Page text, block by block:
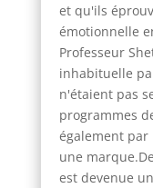
et qu'ils
émotionnelle
Professeur
inhabituelle
n'étaient pas
programmes
également
une
est devenue